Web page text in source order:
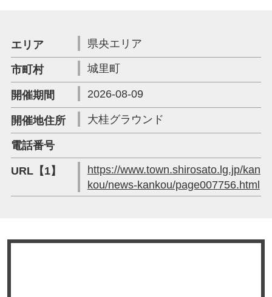
エリア 県央エリア
市町村 城里町
開催期間 2026-08-09
開催地住所 大桂グラウンド
電話番号
URL【1】
https://www.town.shirosato.lg.jp/kan
kou/news-kankou/page007756.html